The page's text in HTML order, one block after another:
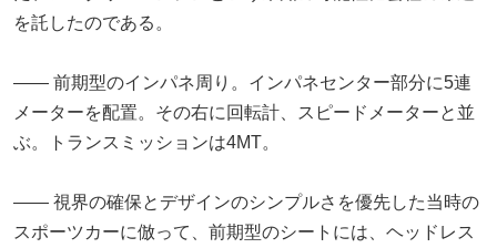
を託したのである。
―― 前期型のインパネ周り。インパネセンター部分に5連
メーターを配置。その右に回転計、スピードメーターと並
ぶ。トランスミッションは4MT。
―― 視界の確保とデザインのシンプルさを優先した当時の
スポーツカーに倣って、前期型のシートには、ヘッドレス